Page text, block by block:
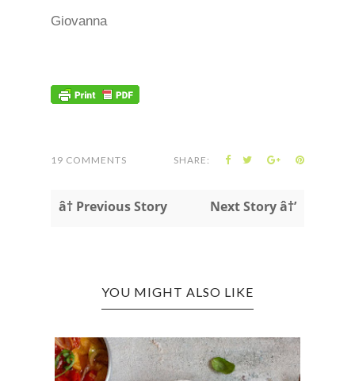
Giovanna
19 COMMENTS SHARE:
â† Previous Story Next Story â†’
YOU MIGHT ALSO LIKE